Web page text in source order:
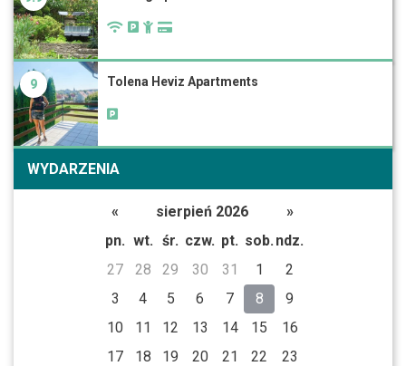
9 Tolena Heviz Apartments
WYDARZENIA
« sierpień 2026
»
pn. wt. śr. czw. pt. sob. ndz.
27
28 29 30 31 1
2
3
4 5 6 7 8
9
10
11 12 13 14 15
16
17
18 19 20 21 22
23